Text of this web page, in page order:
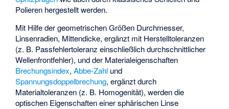
Polieren hergestellt werden.
Mit Hilfe der geometrischen Größen Durchmesser,
Linsenradien, Mittendicke, ergänzt mit Herstelltoleranzen
(z. B. Passfehlertoleranz einschließlich durchschnittlicher
Wellenfrontfehler), und der Materialeigenschaften
Brechungsindex,Abbe-Zahl und
Spannungsdoppelbrechung, ergänzt durch
Materialtoleranzen (z. B. Homogenität), werden die
optischen Eigenschaften einer sphärischen Linse